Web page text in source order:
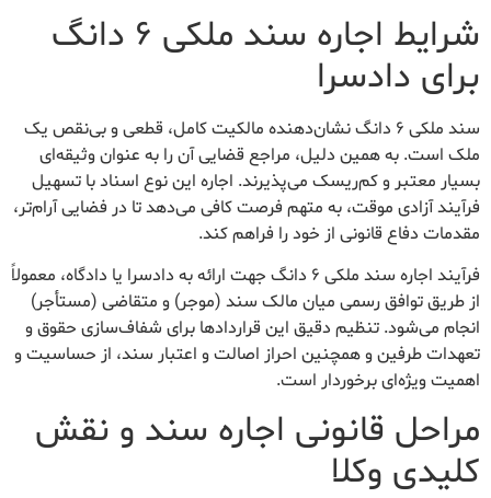
شرایط اجاره سند ملکی ۶ دانگ
برای دادسرا
سند ملکی ۶ دانگ نشان‌دهنده مالکیت کامل، قطعی و بی‌نقص یک
ملک است. به همین دلیل، مراجع قضایی آن را به عنوان وثیقه‌ای
بسیار معتبر و کم‌ریسک می‌پذیرند. اجاره این نوع اسناد با تسهیل
فرآیند آزادی موقت، به متهم فرصت کافی می‌دهد تا در فضایی آرام‌تر،
مقدمات دفاع قانونی از خود را فراهم کند.
فرآیند اجاره سند ملکی ۶ دانگ جهت ارائه به دادسرا یا دادگاه، معمولاً
از طریق توافق رسمی میان مالک سند (موجر) و متقاضی (مستأجر)
انجام می‌شود. تنظیم دقیق این قراردادها برای شفاف‌سازی حقوق و
تعهدات طرفین و همچنین احراز اصالت و اعتبار سند، از حساسیت و
اهمیت ویژه‌ای برخوردار است.
مراحل قانونی اجاره سند و نقش
کلیدی وکلا